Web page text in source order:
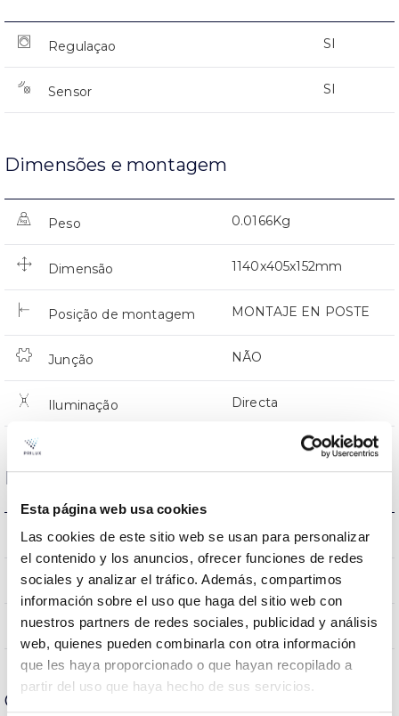
Esta página web usa cookies
Las cookies de este sitio web se usan para personalizar
el contenido y los anuncios, ofrecer funciones de redes
sociales y analizar el tráfico. Además, compartimos
información sobre el uso que haga del sitio web con
nuestros partners de redes sociales, publicidad y análisis
web, quienes pueden combinarla con otra información
que les haya proporcionado o que hayan recopilado a
partir del uso que haya hecho de sus servicios.
Regulaçao SI
Sensor SI
Dimensões e montagem
Peso 0.0166Kg
Dimensão 1140x405x152mm
Posição de montagem MONTAJE EN POSTE
Junção NÃO
Iluminação Directa
Dados ópticos
Temperatura de cor 4000K
CRI Índice de repr. cromática 70
Angulo de abertura 150ºX75º
Carcaça e Acabamento